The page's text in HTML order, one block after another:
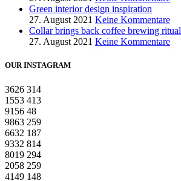
Green interior design inspiration
27. August 2021 Keine Kommentare
Collar brings back coffee brewing ritual
27. August 2021 Keine Kommentare
OUR INSTAGRAM
3626 314
1553 413
9156 48
9863 259
6632 187
9332 814
8019 294
2058 259
4149 148